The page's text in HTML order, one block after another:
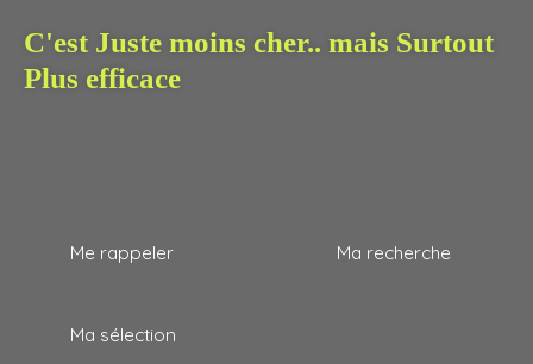
C'est Juste moins cher.. mais Surtout
Plus efficace
Me rappeler Ma recherche
Ma sélection